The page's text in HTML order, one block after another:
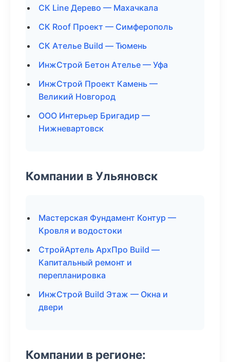
СК Line Дерево — Махачкала
СК Roof Проект — Симферополь
СК Ателье Build — Тюмень
ИнжСтрой Бетон Ателье — Уфа
ИнжСтрой Проект Камень —
Великий Новгород
ООО Интерьер Бригадир —
Нижневартовск
Компании в Ульяновск
Мастерская Фундамент Контур —
Кровля и водостоки
СтройАртель АрхПро Build —
Капитальный ремонт и
перепланировка
ИнжСтрой Build Этаж — Окна и
двери
Компании в регионе: